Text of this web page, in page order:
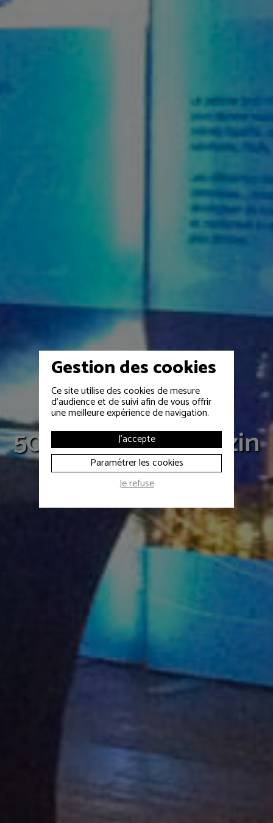
ECLAIRAGE D'ÉVÉNEMENT
50 ans TOTAL Feyzin
Gestion des cookies
Ce site utilise des cookies de mesure
d'audience et de suivi afin de vous offrir
une meilleure expérience de navigation.
J'accepte
Paramétrer les cookies
Je refuse